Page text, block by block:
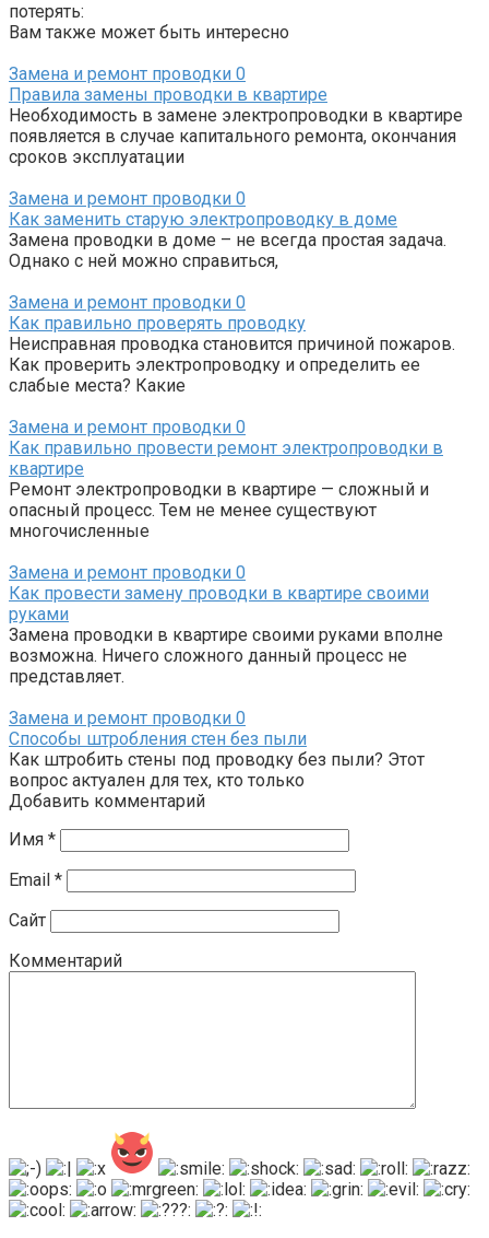
потерять:
Вам также может быть интересно
Замена и ремонт проводки 0
Правила замены проводки в квартире
Необходимость в замене электропроводки в квартире
появляется в случае капитального ремонта, окончания
сроков эксплуатации
Замена и ремонт проводки 0
Как заменить старую электропроводку в доме
Замена проводки в доме – не всегда простая задача.
Однако с ней можно справиться,
Замена и ремонт проводки 0
Как правильно проверять проводку
Неисправная проводка становится причиной пожаров.
Как проверить электропроводку и определить ее
слабые места? Какие
Замена и ремонт проводки 0
Как правильно провести ремонт электропроводки в
квартире
Ремонт электропроводки в квартире — сложный и
опасный процесс. Тем не менее существуют
многочисленные
Замена и ремонт проводки 0
Как провести замену проводки в квартире своими
руками
Замена проводки в квартире своими руками вполне
возможна. Ничего сложного данный процесс не
представляет.
Замена и ремонт проводки 0
Способы штробления стен без пыли
Как штробить стены под проводку без пыли? Этот
вопрос актуален для тех, кто только
Добавить комментарий
Имя *
Email *
Сайт
Комментарий